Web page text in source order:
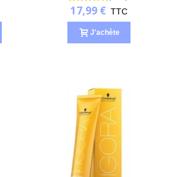
17,99 € TTC
J'achète